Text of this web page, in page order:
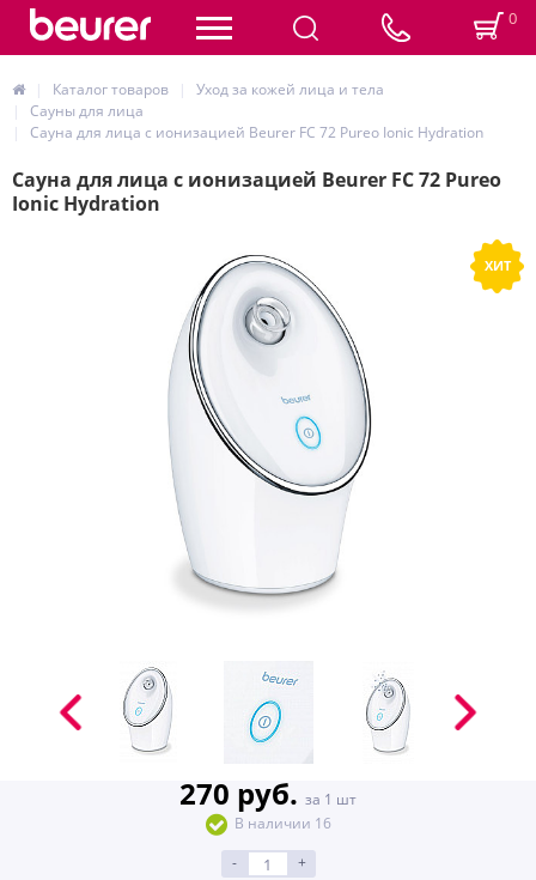
0
Каталог товаров
Уход за кожей лица и тела
Сауны для лица
Сауна для лица с ионизацией Beurer FC 72 Pureo Ionic Hydration
Сауна для лица с ионизацией Beurer FC 72 Pureo
Ionic Hydration
ХИТ
270 руб. за 1 шт
В наличии 16
-
+